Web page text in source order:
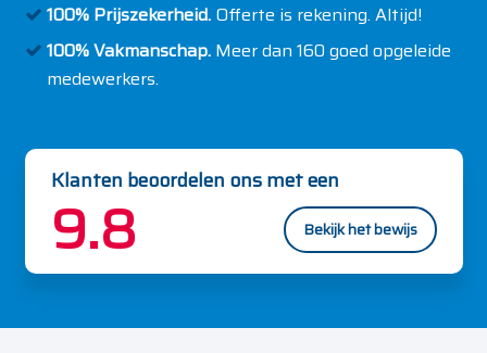
100% Prijszekerheid. Offerte is rekening. Altijd!
100% Vakmanschap. Meer dan 160 goed opgeleide
medewerkers.
Klanten beoordelen ons met een
9.8 Bekijk het bewijs